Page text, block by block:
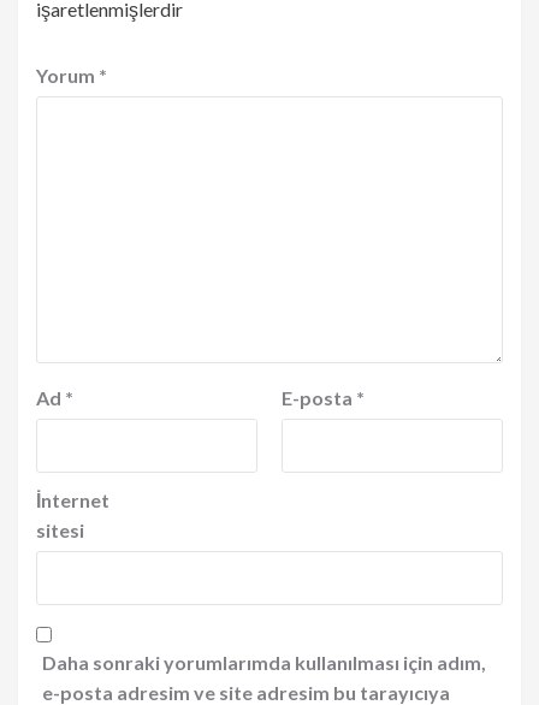
işaretlenmişlerdir
Yorum *
Ad * E-posta *
İnternet
sitesi
Daha sonraki yorumlarımda kullanılması için adım,
e-posta adresim ve site adresim bu tarayıcıya